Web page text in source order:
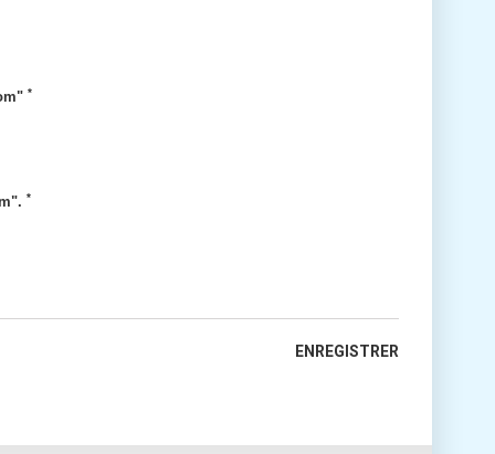
*
*
ENREGISTRER